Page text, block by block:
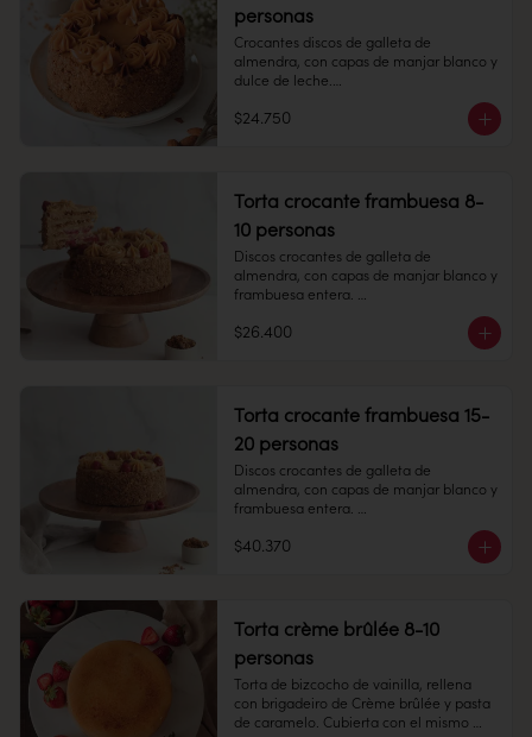
personas
Crocantes discos de galleta de
almendra, con capas de manjar blanco y
dulce de leche.
8 -10 personas
Congelado: Mantener a -18 °C.
descongelado mantener refrigerado.
Refrigerado: Mantener entre 3-5 °C.
Duración: 10 días refrigerada.
$24.750
Torta crocante frambuesa 8-
10 personas
Discos crocantes de galleta de
almendra, con capas de manjar blanco y
frambuesa entera.
Producto congelado: mantener a -18 °c.
descongelado mantener refrigerado.
Refrigerado: Mantener entre 3-5 °c.
Duración: 10 días refrigerada.
$26.400
Torta crocante frambuesa 15-
20 personas
Discos crocantes de galleta de
almendra, con capas de manjar blanco y
frambuesa entera.
15 -20 personas
Peso: 1.505 gr
Congelado: Mantener a -18 °C.
$40.370
Torta crème brûlée 8-10
personas
Torta de bizcocho de vainilla, rellena
con brigadeiro de Crème brûlée y pasta
de caramelo. Cubierta con el mismo